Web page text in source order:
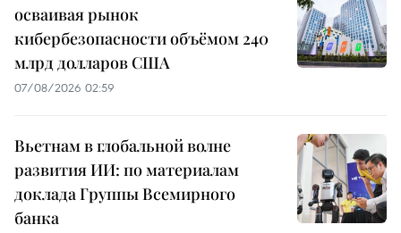
осваивая рынок
кибербезопасности объёмом 240
млрд долларов США
07/08/2026 02:59
Вьетнам в глобальной волне
развития ИИ: по материалам
доклада Группы Всемирного
банка